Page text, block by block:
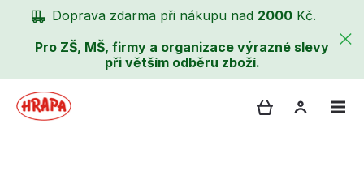
Doprava zdarma při nákupu nad 2000 Kč.
Pro ZŠ, MŠ, firmy a organizace výrazné slevy
při větším odběru zboží.